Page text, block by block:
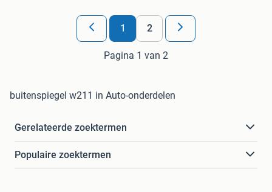
1 2
Pagina 1 van 2
buitenspiegel w211 in Auto-onderdelen
Gerelateerde zoektermen
Populaire zoektermen